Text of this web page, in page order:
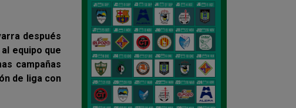
después
equipo que
campañas
de liga con